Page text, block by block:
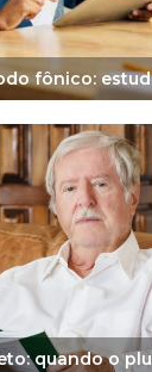
fônico:
quando o